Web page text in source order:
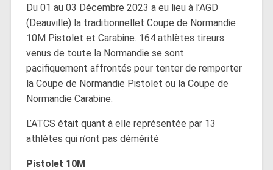
Du 01 au 03 Décembre 2023 a eu lieu à l’AGD
(Deauville) la traditionnellet Coupe de Normandie
10M Pistolet et Carabine. 164 athlètes tireurs
venus de toute la Normandie se sont
pacifiquement affrontés pour tenter de remporter
la Coupe de Normandie Pistolet ou la Coupe de
Normandie Carabine.
L’ATCS était quant à elle représentée par 13
athlètes qui n’ont pas démérité
Pistolet 10M